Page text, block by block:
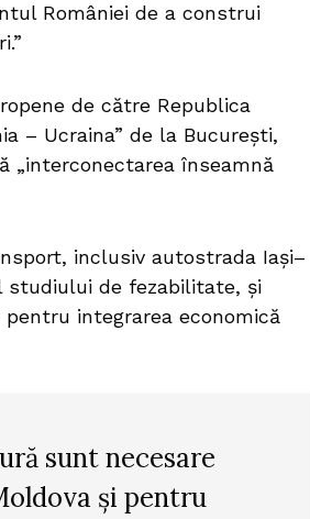
României de a construi
de către Republica
– Ucraina” de la București,
„interconectarea înseamnă
inclusiv autostrada Iași–
studiului de fezabilitate, și
integrarea economică
sunt necesare
și pentru